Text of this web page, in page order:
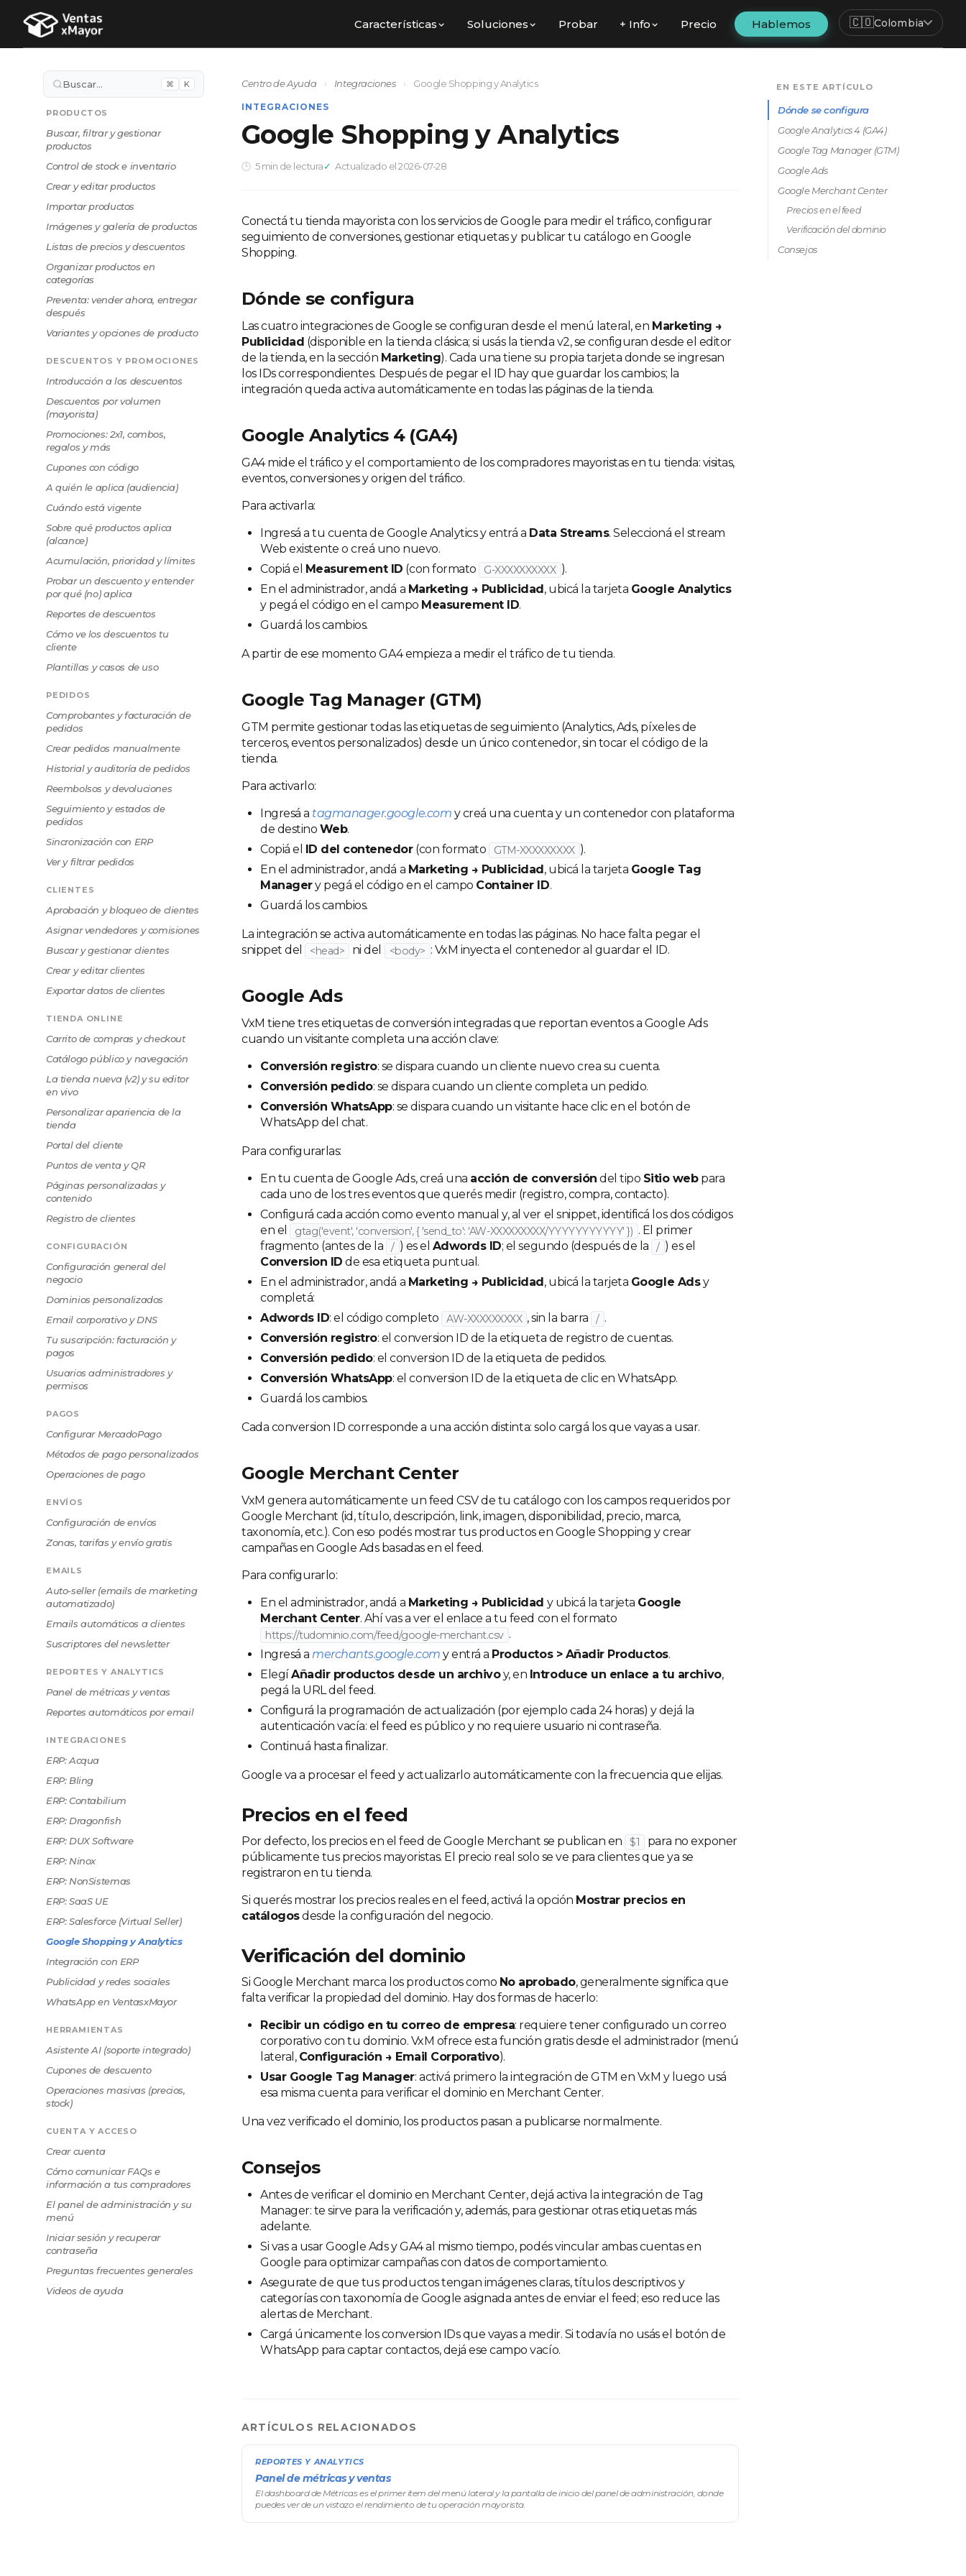
Características Soluciones Probar + Info Precio Hablemos 🇨🇴Colombia
Buscar… ⌘ K
PRODUCTOS
Buscar, filtrar y gestionar
productos
Control de stock e inventario
Crear y editar productos
Importar productos
Imágenes y galería de productos
Listas de precios y descuentos
Organizar productos en
categorías
Preventa: vender ahora, entregar
después
Variantes y opciones de producto
DESCUENTOS Y PROMOCIONES
Introducción a los descuentos
Descuentos por volumen
(mayorista)
Promociones: 2x1, combos,
regalos y más
Cupones con código
A quién le aplica (audiencia)
Cuándo está vigente
Sobre qué productos aplica
(alcance)
Acumulación, prioridad y límites
Probar un descuento y entender
por qué (no) aplica
Reportes de descuentos
Cómo ve los descuentos tu
cliente
Plantillas y casos de uso
PEDIDOS
Comprobantes y facturación de
pedidos
Crear pedidos manualmente
Historial y auditoría de pedidos
Reembolsos y devoluciones
Seguimiento y estados de
pedidos
Sincronización con ERP
Ver y filtrar pedidos
CLIENTES
Aprobación y bloqueo de clientes
Asignar vendedores y comisiones
Buscar y gestionar clientes
Crear y editar clientes
Exportar datos de clientes
TIENDA ONLINE
Carrito de compras y checkout
Catálogo público y navegación
La tienda nueva (v2) y su editor
en vivo
Personalizar apariencia de la
tienda
Portal del cliente
Puntos de venta y QR
Páginas personalizadas y
contenido
Registro de clientes
CONFIGURACIÓN
Configuración general del
negocio
Dominios personalizados
Email corporativo y DNS
Tu suscripción: facturación y
pagos
Usuarios administradores y
permisos
PAGOS
Configurar MercadoPago
Métodos de pago personalizados
Operaciones de pago
ENVÍOS
Configuración de envíos
Zonas, tarifas y envío gratis
EMAILS
Auto-seller (emails de marketing
automatizado)
Emails automáticos a clientes
Suscriptores del newsletter
REPORTES Y ANALYTICS
Panel de métricas y ventas
Reportes automáticos por email
INTEGRACIONES
ERP: Acqua
ERP: Bling
ERP: Contabilium
ERP: Dragonfish
ERP: DUX Software
ERP: Ninox
ERP: NonSistemas
ERP: SaaS UE
ERP: Salesforce (Virtual Seller)
Google Shopping y Analytics
Integración con ERP
Publicidad y redes sociales
WhatsApp en VentasxMayor
HERRAMIENTAS
Asistente AI (soporte integrado)
Cupones de descuento
Operaciones masivas (precios,
stock)
CUENTA Y ACCESO
Crear cuenta
Cómo comunicar FAQs e
información a tus compradores
El panel de administración y su
menú
Iniciar sesión y recuperar
contraseña
Preguntas frecuentes generales
Videos de ayuda
Centro de Ayuda › Integraciones › Google Shopping y Analytics
INTEGRACIONES
Google Shopping y Analytics
5 min de lectura Actualizado el 2026-07-28
Conectá tu tienda mayorista con los servicios de Google para medir el tráfico, configurar
seguimiento de conversiones, gestionar etiquetas y publicar tu catálogo en Google
Shopping.
Dónde se configura
Las cuatro integraciones de Google se configuran desde el menú lateral, en Marketing →
Publicidad (disponible en la tienda clásica; si usás la tienda v2, se configuran desde el editor
de la tienda, en la sección Marketing). Cada una tiene su propia tarjeta donde se ingresan
los IDs correspondientes. Después de pegar el ID hay que guardar los cambios; la
integración queda activa automáticamente en todas las páginas de la tienda.
Google Analytics 4 (GA4)
GA4 mide el tráfico y el comportamiento de los compradores mayoristas en tu tienda: visitas,
eventos, conversiones y origen del tráfico.
Para activarla:
Ingresá a tu cuenta de Google Analytics y entrá a Data Streams. Seleccioná el stream
Web existente o creá uno nuevo.
Copiá el Measurement ID (con formato G-XXXXXXXXXX ).
En el administrador, andá a Marketing → Publicidad, ubicá la tarjeta Google Analytics
y pegá el código en el campo Measurement ID.
Guardá los cambios.
A partir de ese momento GA4 empieza a medir el tráfico de tu tienda.
Google Tag Manager (GTM)
GTM permite gestionar todas las etiquetas de seguimiento (Analytics, Ads, píxeles de
terceros, eventos personalizados) desde un único contenedor, sin tocar el código de la
tienda.
Para activarlo:
Ingresá a tagmanager.google.com y creá una cuenta y un contenedor con plataforma
de destino Web.
Copiá el ID del contenedor(con formato GTM-XXXXXXXXX ).
En el administrador, andá a Marketing → Publicidad, ubicá la tarjeta Google Tag
Managery pegá el código en el campo Container ID.
Guardá los cambios.
La integración se activa automáticamente en todas las páginas. No hace falta pegar el
snippet del
<head> ni del <body> : VxM inyecta el contenedor al guardar el ID.
Google Ads
VxM tiene tres etiquetas de conversión integradas que reportan eventos a Google Ads
cuando un visitante completa una acción clave:
Conversión registro: se dispara cuando un cliente nuevo crea su cuenta.
Conversión pedido: se dispara cuando un cliente completa un pedido.
Conversión WhatsApp: se dispara cuando un visitante hace clic en el botón de
WhatsApp del chat.
Para configurarlas:
En tu cuenta de Google Ads, creá una acción de conversión del tipo Sitio webpara
cada uno de los tres eventos que querés medir (registro, compra, contacto).
Configurá cada acción como evento manual y, al ver el snippet, identificá los dos códigos
en el
gtag('event', 'conversion', { 'send_to': 'AW-XXXXXXXXX/YYYYYYYYYYY' }) . El primer
fragmento (antes de la
/ ) es el Adwords ID; el segundo (después de la / ) es el
Conversion ID de esa etiqueta puntual.
En el administrador, andá a Marketing → Publicidad, ubicá la tarjeta Google Adsy
completá:
Adwords ID: el código completo AW-XXXXXXXXX , sin la barra / .
Conversión registro: el conversion ID de la etiqueta de registro de cuentas.
Conversión pedido: el conversion ID de la etiqueta de pedidos.
Conversión WhatsApp: el conversion ID de la etiqueta de clic en WhatsApp.
Guardá los cambios.
Cada conversion ID corresponde a una acción distinta: solo cargá los que vayas a usar.
Google Merchant Center
VxM genera automáticamente un feed CSV de tu catálogo con los campos requeridos por
Google Merchant (id, título, descripción, link, imagen, disponibilidad, precio, marca,
taxonomía, etc.). Con eso podés mostrar tus productos en Google Shopping y crear
campañas en Google Ads basadas en el feed.
Para configurarlo:
En el administrador, andá a Marketing → Publicidad y ubicá la tarjeta Google
Merchant Center. Ahí vas a ver el enlace a tu feed con el formato
https://tudominio.com/feed/google-merchant.csv .
Ingresá amerchants.google.com y entrá a Productos > Añadir Productos.
ElegíAñadir productos desde un archivoy, en Introduce un enlace a tu archivo,
pegá la URL del feed.
Configurá la programación de actualización (por ejemplo cada 24 horas) y dejá la
autenticación vacía: el feed es público y no requiere usuario ni contraseña.
Continuá hasta finalizar.
Google va a procesar el feed y actualizarlo automáticamente con la frecuencia que elijas.
Precios en el feed
Por defecto, los precios en el feed de Google Merchant se publican en $1
para no exponer
públicamente tus precios mayoristas. El precio real solo se ve para clientes que ya se
registraron en tu tienda.
Si querés mostrar los precios reales en el feed, activá la opción Mostrar precios en
catálogosdesde la configuración del negocio.
Verificación del dominio
Si Google Merchant marca los productos como No aprobado, generalmente significa que
falta verificar la propiedad del dominio. Hay dos formas de hacerlo:
Recibir un código en tu correo de empresa: requiere tener configurado un correo
corporativo con tu dominio. VxM ofrece esta función gratis desde el administrador (menú
lateral, Configuración → Email Corporativo).
Usar Google Tag Manager: activá primero la integración de GTM en VxM y luego usá
esa misma cuenta para verificar el dominio en Merchant Center.
Una vez verificado el dominio, los productos pasan a publicarse normalmente.
Consejos
Antes de verificar el dominio en Merchant Center, dejá activa la integración de Tag
Manager: te sirve para la verificación y, además, para gestionar otras etiquetas más
adelante.
Si vas a usar Google Ads y GA4 al mismo tiempo, podés vincular ambas cuentas en
Google para optimizar campañas con datos de comportamiento.
Asegurate de que tus productos tengan imágenes claras, títulos descriptivos y
categorías con taxonomía de Google asignada antes de enviar el feed; eso reduce las
alertas de Merchant.
Cargá únicamente los conversion IDs que vayas a medir. Si todavía no usás el botón de
WhatsApp para captar contactos, dejá ese campo vacío.
ARTÍCULOS RELACIONADOS
REPORTES Y ANALYTICS
Panel de métricas y ventas
El dashboard de Métricas es el primer ítem del menú lateral y la pantalla de inicio del panel de administración, donde
puedes ver de un vistazo el rendimiento de tu operación mayorista.
EN ESTE ARTÍCULO
Dónde se configura
Google Analytics 4 (GA4)
Google Tag Manager (GTM)
Google Ads
Google Merchant Center
Precios en el feed
Verificación del dominio
Consejos